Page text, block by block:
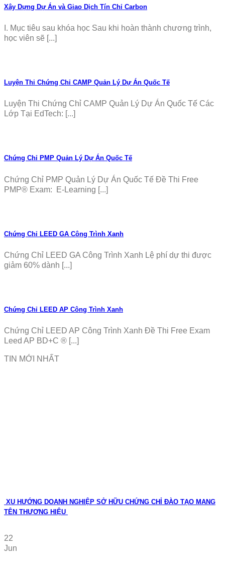
Xây Dựng Dự Án và Giao Dịch Tín Chỉ Carbon
I. Mục tiêu sau khóa học Sau khi hoàn thành chương trình,
học viên sẽ [...]
Luyện Thi Chứng Chỉ CAMP Quản Lý Dự Án Quốc Tế
Luyện Thi Chứng Chỉ CAMP Quản Lý Dự Án Quốc Tế Các
Lớp Tại EdTech: [...]
Chứng Chỉ PMP Quản Lý Dự Án Quốc Tế
Chứng Chỉ PMP Quản Lý Dự Án Quốc Tế Đề Thi Free
PMP® Exam: E-Learning [...]
Chứng Chỉ LEED GA Công Trình Xanh
Chứng Chỉ LEED GA Công Trình Xanh Lệ phí dự thi được
giảm 60% dành [...]
Chứng Chỉ LEED AP Công Trình Xanh
Chứng Chỉ LEED AP Công Trình Xanh Đề Thi Free Exam
Leed AP BD+C ® [...]
TIN MỚI NHẤT
XU HƯỚNG DOANH NGHIỆP SỞ HỮU CHỨNG CHỈ ĐÀO TẠO MANG
TÊN THƯƠNG HIỆU
22
Jun